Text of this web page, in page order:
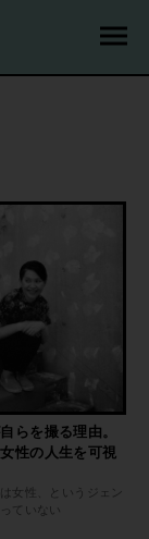
らを撮る理由。
性の人生を可視
女性、というジェン
ていない